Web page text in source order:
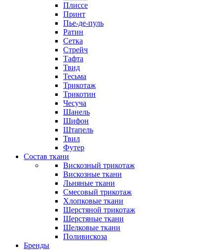
Плиссе
Принт
Пье-де-пуль
Ратин
Сетка
Стрейч
Тафта
Твид
Тесьма
Трикотаж
Трикотин
Чесуча
Шанель
Шифон
Штапель
Твил
Футер
Состав ткани
Вискозный трикотаж
Вискозные ткани
Льняные ткани
Смесовый трикотаж
Хлопковые ткани
Шерстяной трикотаж
Шерстяные ткани
Шелковые ткани
Поливискоза
Бренды